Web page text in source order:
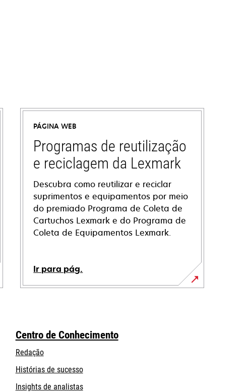
PÁGINA WEB
Programas de reutilização
e reciclagem da Lexmark
Descubra como reutilizar e reciclar
suprimentos e equipamentos por meio
do premiado Programa de Coleta de
Cartuchos Lexmark e do Programa de
Coleta de Equipamentos Lexmark.
Ir para pág.
Centro de Conhecimento
Redação
Histórias de sucesso
Insights de analistas